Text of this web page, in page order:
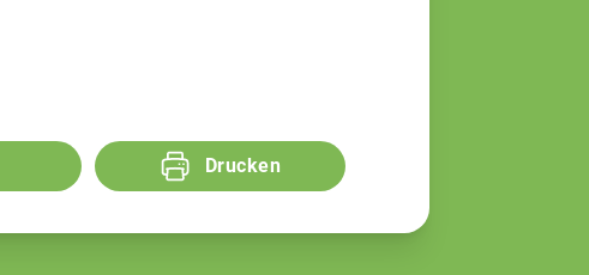
Drucken